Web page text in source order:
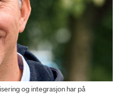
og integrasjon har på